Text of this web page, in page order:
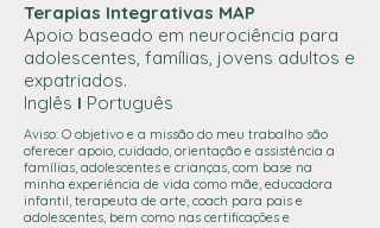
Terapias Integrativas MAP
Apoio baseado em neurociência para
adolescentes, famílias, jovens adultos e
expatriados.
Inglês I Português
Aviso: O objetivo e a missão do meu trabalho são
oferecer apoio, cuidado, orientação e assistência a
famílias, adolescentes e crianças, com base na
minha experiência de vida como mãe, educadora
infantil, terapeuta de arte, coach para pais e
adolescentes, bem como nas certificações e